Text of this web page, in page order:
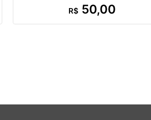
R$ 50,00